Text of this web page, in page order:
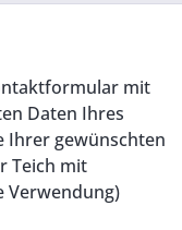
mit
Daten Ihres
Ihrer gewünschten
Teich mit
Verwendung)